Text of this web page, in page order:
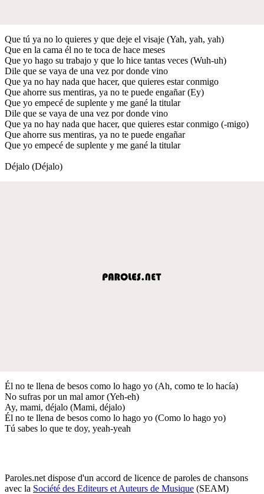
Que tú ya no lo quieres y que deje el visaje (Yah, yah, yah)
Que en la cama él no te toca de hace meses
Que yo hago su trabajo y que lo hice tantas veces (Wuh-uh)
Dile que se vaya de una vez por donde vino
Que ya no hay nada que hacer, que quieres estar conmigo
Que ahorre sus mentiras, ya no te puede engañar (Ey)
Que yo empecé de suplente y me gané la titular
Dile que se vaya de una vez por donde vino
Que ya no hay nada que hacer, que quieres estar conmigo (-migo)
Que ahorre sus mentiras, ya no te puede engañar
Que yo empecé de suplente y me gané la titular
Déjalo (Déjalo)
Él no te llena de besos como lo hago yo (Ah, como te lo hacía)
No sufras por un mal amor (Yeh-eh)
Ay, mami, déjalo (Mami, déjalo)
Él no te llena de besos como lo hago yo (Como lo hago yo)
Tú sabes lo que te doy, yeah-yeah
Paroles.net dispose d'un accord de licence de paroles de chansons
avec la Société des Editeurs et Auteurs de Musique (SEAM)